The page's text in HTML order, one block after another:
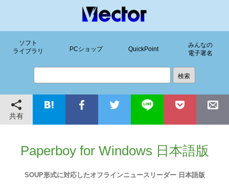
ソフト
ライブラリ
PCショップ QuickPoint
みんなの
電子署名
共有
Paperboy for Windows 日本語版
SOUP形式に対応したオフラインニュースリーダー 日本語版